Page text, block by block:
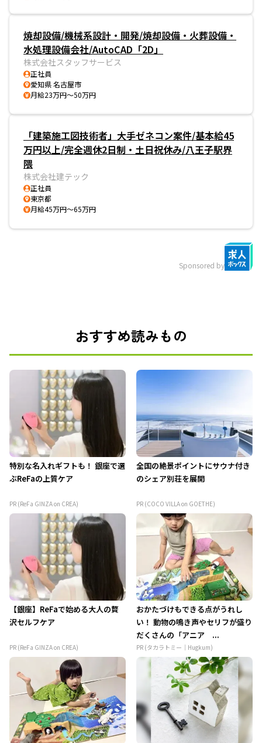
焼却設備/機械系設計・開発/焼却設備・火葬設備・
水処理設備会社/AutoCAD「2D」
株式会社スタッフサービス
正社員
愛知県 名古屋市
月給23万円～50万円
「建築施工図技術者」大手ゼネコン案件/基本給45
万円以上/完全週休2日制・土日祝休み/八王子駅界
隈
株式会社建テック
正社員
東京都
月給45万円～65万円
Sponsored by
おすすめ読みもの
特別な名入れギフトも！ 銀座で選
ぶReFaの上質ケア
PR (ReFa GINZA on CREA)
全国の絶景ポイントにサウナ付き
のシェア別荘を展開
PR (COCO VILLA on GOETHE)
【銀座】ReFaで始める大人の贅
沢セルフケア
PR (ReFa GINZA on CREA)
おかたづけもできる点がうれし
い！ 動物の鳴き声やセリフが盛り
だくさんの「アニア ...
PR (タカラトミー｜Hugkum)